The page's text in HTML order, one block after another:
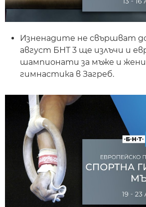
Изненадите не свършват
август БНТ 3 ще излъчи и
шампионати за мъже и
гимнастика в Загреб.